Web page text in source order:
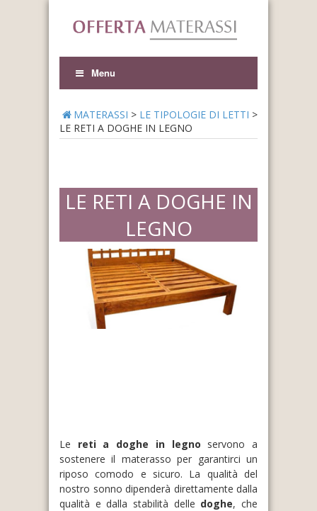
Menu
MATERASSI > LE TIPOLOGIE DI LETTI >
LE RETI A DOGHE IN LEGNO
LE RETI A DOGHE IN
LEGNO
Le reti a doghe in legno servono a
sostenere il materasso per garantirci un
riposo comodo e sicuro. La qualità del
nostro sonno dipenderà direttamente dalla
qualità e dalla stabilità delle doghe, che